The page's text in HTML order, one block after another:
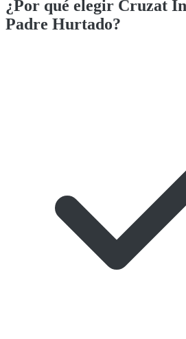
¿Por qué elegir Cruzat
Padre Hurtado?